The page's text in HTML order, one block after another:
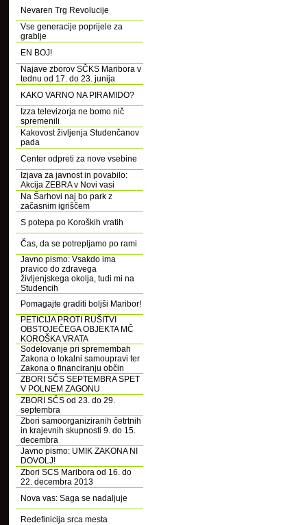
Nevaren Trg Revolucije
Vse generacije poprijele za
grablje
EN BOJ!
Najave zborov SČKS Maribora v
tednu od 17. do 23. junija
KAKO VARNO NA PIRAMIDO?
Izza televizorja ne bomo nič
spremenili
Kakovost življenja Studenčanov
pada
Center odpreti za nove vsebine
Izjava za javnost in povabilo:
Akcija ZEBRA v Novi vasi
Na Šarhovi naj bo park z
začasnim igriščem
S potepa po Koroških vratih
Čas, da se potrepljamo po rami
Javno pismo: Vsakdo ima
pravico do zdravega
življenjskega okolja, tudi mi na
Studencih
Pomagajte graditi boljši Maribor!
PETICIJA PROTI RUŠITVI
OBSTOJEČEGA OBJEKTA MČ
KOROŠKA VRATA
Sodelovanje pri spremembah
Zakona o lokalni samoupravi ter
Zakona o financiranju občin
ZBORI SČS SEPTEMBRA SPET
V POLNEM ZAGONU
ZBORI SČS od 23. do 29.
septembra
Zbori samoorganiziranih četrtnih
in krajevnih skupnosti 9. do 15.
decembra
Javno pismo: UMIK ZAKONA NI
DOVOLJ!
Zbori SCS Maribora od 16. do
22. decembra 2013
Nova vas: Saga se nadaljuje
Redefinicija srca mesta